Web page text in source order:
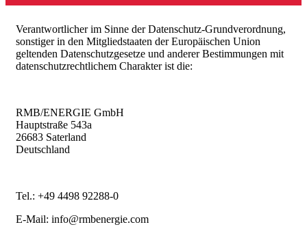
Verantwortlicher im Sinne der Datenschutz-Grundverordnung,
sonstiger in den Mitgliedstaaten der Europäischen Union
geltenden Datenschutzgesetze und anderer Bestimmungen mit
datenschutzrechtlichem Charakter ist die:
RMB/ENERGIE GmbH
Hauptstraße 543a
26683 Saterland
Deutschland
Tel.: +49 4498 92288-0
E-Mail: info@rmbenergie.com